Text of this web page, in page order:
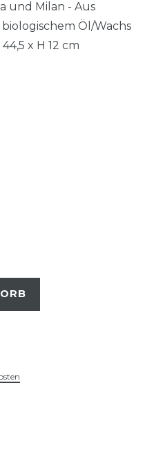
und Milan - Aus
Öl/Wachs
x H 12 cm